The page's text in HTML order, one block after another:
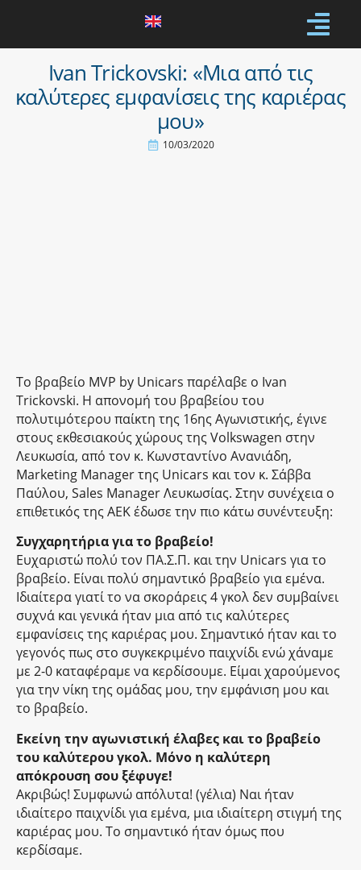
Ivan Trickovski: «Μια από τις
καλύτερες εμφανίσεις της καριέρας
μου»
10/03/2020
Το βραβείο MVP by Unicars παρέλαβε ο Ivan
Trickovski. Η απονομή του βραβείου του
πολυτιμότερου παίκτη της 16ης Αγωνιστικής, έγινε
στους εκθεσιακούς χώρους της Volkswagen στην
Λευκωσία, από τον κ. Κωνσταντίνο Ανανιάδη,
Marketing Manager της Unicars και τον κ. Σάββα
Παύλου, Sales Manager Λευκωσίας. Στην συνέχεια ο
επιθετικός της ΑΕΚ έδωσε την πιο κάτω συνέντευξη:
Συγχαρητήρια για το βραβείο!
Ευχαριστώ πολύ τον ΠΑ.Σ.Π. και την Unicars για το
βραβείο. Είναι πολύ σημαντικό βραβείο για εμένα.
Ιδιαίτερα γιατί το να σκοράρεις 4 γκολ δεν συμβαίνει
συχνά και γενικά ήταν μια από τις καλύτερες
εμφανίσεις της καριέρας μου. Σημαντικό ήταν και το
γεγονός πως στο συγκεκριμένο παιχνίδι ενώ χάναμε
με 2-0 καταφέραμε να κερδίσουμε. Είμαι χαρούμενος
για την νίκη της ομάδας μου, την εμφάνιση μου και
το βραβείο.
Εκείνη την αγωνιστική έλαβες και το βραβείο
του καλύτερου γκολ. Μόνο η καλύτερη
απόκρουση σου ξέφυγε!
Ακριβώς! Συμφωνώ απόλυτα! (γέλια) Ναι ήταν
ιδιαίτερο παιχνίδι για εμένα, μια ιδιαίτερη στιγμή της
καριέρας μου. Το σημαντικό ήταν όμως που
κερδίσαμε.